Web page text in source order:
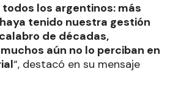
los argentinos: más
tenido nuestra gestión
de décadas,
aún no lo perciban en
“, destacó en su mensaje